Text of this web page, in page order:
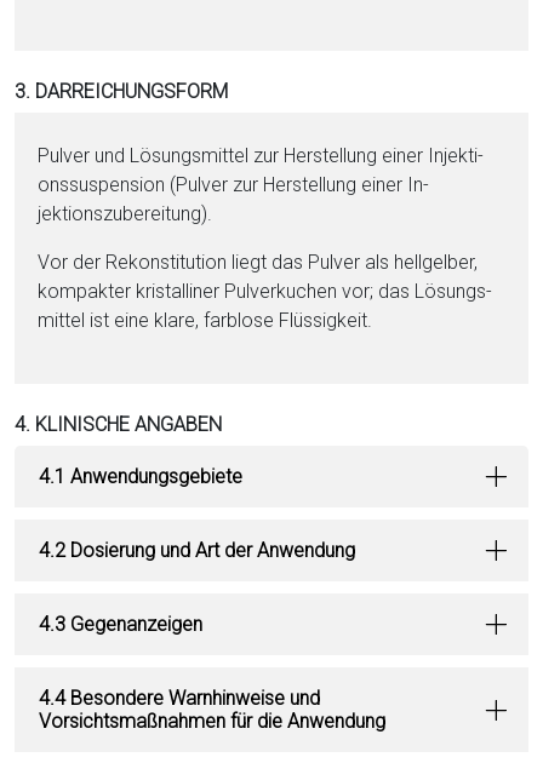
3. DARREICHUNGSFORM
Pul­ver und Lö­sungs­mit­tel zur Herstellung ei­ner In­jek­ti­
ons­sus­pen­si­on (Pul­ver zur Herstellung ei­ner In­
jektionszubereitung).
Vor der Rekonstitution liegt das Pul­ver als hellgelber,
kompakter kris­talliner Pul­verkuchen vor; das Lö­sungs­
mit­tel ist eine klare, farblose Flüs­sig­keit.
4. KLINISCHE ANGABEN
4.1 Anwendungsgebiete
4.2 Dosierung und Art der Anwendung
4.3 Gegenanzeigen
4.4 Besondere Warnhinweise und
Vorsichtsmaßnahmen für die Anwendung